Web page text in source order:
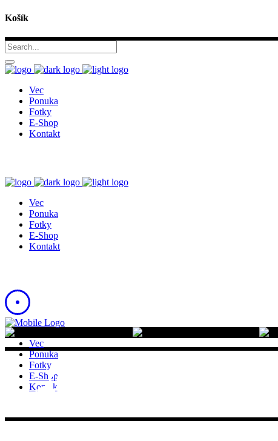
Košík
Vec
Ponuka
Fotky
E-Shop
Kontakt
Vec
Ponuka
Fotky
E-Shop
Kontakt
Vec
Ponuka
Fotky
E-Shop
Kontakt